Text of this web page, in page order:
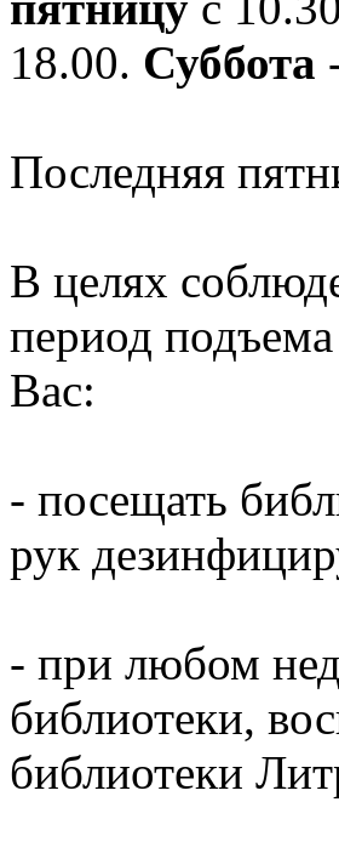
18.00. Суббота
Последняя
В целях
период
Вас:
- посещать
рук
- при любом
библиотеки,
библиотеки